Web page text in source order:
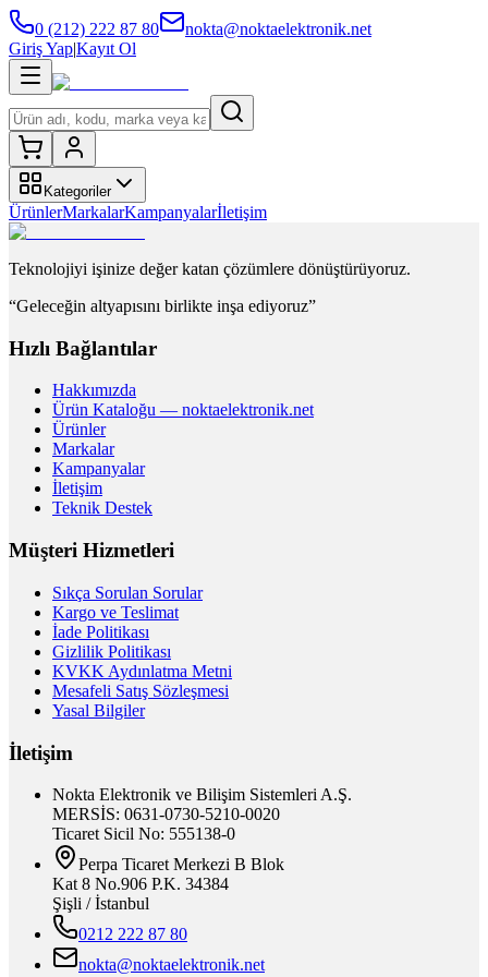
0 (212) 222 87 80
nokta@noktaelektronik.net
Giriş Yap|Kayıt Ol
Kategoriler
ÜrünlerMarkalarKampanyalarİletişim
Teknolojiyi işinize değer katan çözümlere dönüştürüyoruz.
“Geleceğin altyapısını birlikte inşa ediyoruz”
Hızlı Bağlantılar
Hakkımızda
Ürün Kataloğu — noktaelektronik.net
Ürünler
Markalar
Kampanyalar
İletişim
Teknik Destek
Müşteri Hizmetleri
Sıkça Sorulan Sorular
Kargo ve Teslimat
İade Politikası
Gizlilik Politikası
KVKK Aydınlatma Metni
Mesafeli Satış Sözleşmesi
Yasal Bilgiler
İletişim
Nokta Elektronik ve Bilişim Sistemleri A.Ş.
MERSİS: 0631-0730-5210-0020
Ticaret Sicil No: 555138-0
Perpa Ticaret Merkezi B Blok
Kat 8 No.906 P.K. 34384
Şişli / İstanbul
0212 222 87 80
nokta@noktaelektronik.net